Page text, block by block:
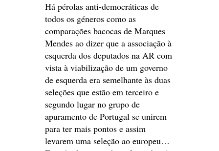
Há pérolas anti-democráticas de
todos os géneros como as
comparações bacocas de Marques
Mendes ao dizer que a associação à
esquerda dos deputados na AR com
vista à viabilização de um governo
de esquerda era semelhante às duas
seleções que estão em terceiro e
segundo lugar no grupo de
apuramento de Portugal se unirem
para ter mais pontos e assim
levarem uma seleção ao europeu…